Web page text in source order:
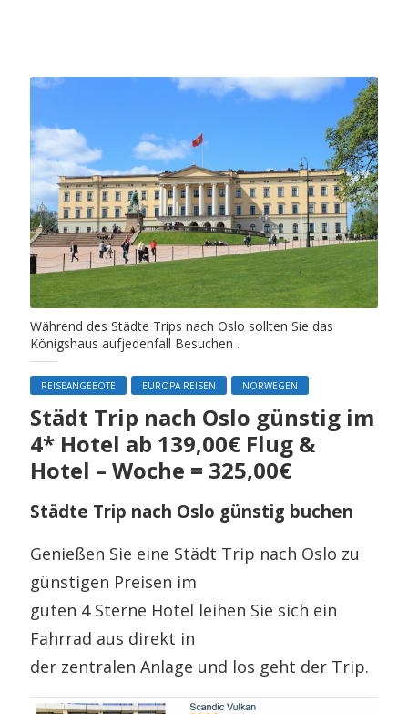
Während des Städte Trips nach Oslo sollten Sie das
Königshaus aufjedenfall Besuchen .
REISEANGEBOTE EUROPA REISEN NORWEGEN
Städt Trip nach Oslo günstig im
4* Hotel ab 139,00€ Flug &
Hotel – Woche = 325,00€
Städte Trip nach Oslo günstig buchen
Genießen Sie eine Städt Trip nach Oslo zu
günstigen Preisen im
guten 4 Sterne Hotel leihen Sie sich ein
Fahrrad aus direkt in
der zentralen Anlage und los geht der Trip.